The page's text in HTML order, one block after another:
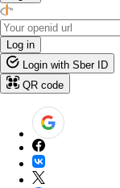
Log in
Login with Sber ID
QR code